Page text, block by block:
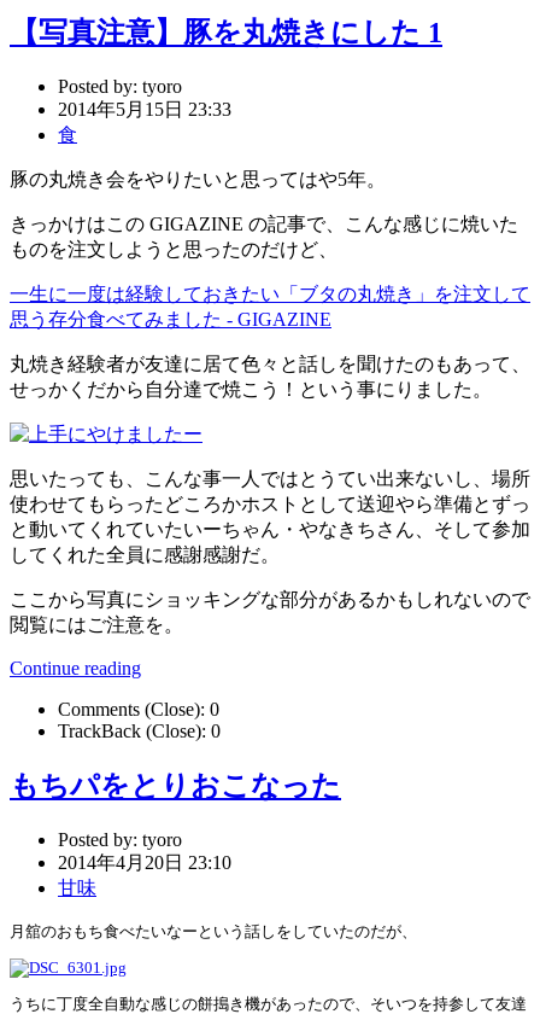
【写真注意】豚を丸焼きにした 1
Posted by: tyoro
2014年5月15日 23:33
食
豚の丸焼き会をやりたいと思ってはや5年。
きっかけはこの GIGAZINE の記事で、こんな感じに焼いた
ものを注文しようと思ったのだけど、
一生に一度は経験しておきたい「ブタの丸焼き」を注文して
思う存分食べてみました - GIGAZINE
丸焼き経験者が友達に居て色々と話しを聞けたのもあって、
せっかくだから自分達で焼こう！という事にりました。
思いたっても、こんな事一人ではとうてい出来ないし、場所
使わせてもらったどころかホストとして送迎やら準備とずっ
と動いてくれていたいーちゃん・やなきちさん、そして参加
してくれた全員に感謝感謝だ。
ここから写真にショッキングな部分があるかもしれないので
閲覧にはご注意を。
Continue reading
Comments (Close): 0
TrackBack (Close): 0
もちパをとりおこなった
Posted by: tyoro
2014年4月20日 23:10
甘味
月舘のおもち食べたいなーという話しをしていたのだが、
うちに丁度全自動な感じの餅搗き機があったので、そいつを持参して友達